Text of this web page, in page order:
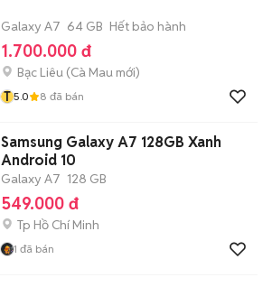
Galaxy A7 64 GB Hết bảo hành
1.700.000 đ
Bạc Liêu (Cà Mau mới)
T 5.0 8 đã bán
Samsung Galaxy A7 128GB Xanh
Android 10
Galaxy A7 128 GB
549.000 đ
Tp Hồ Chí Minh
1 đã bán